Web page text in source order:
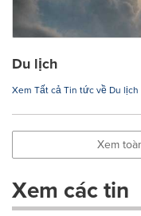
Du lịch
Xem Tất cả Tin tức về Du lịch
Xem
Xem các tin